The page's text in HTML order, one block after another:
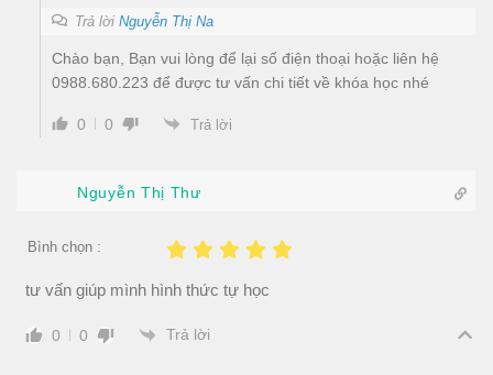
Trả lời Nguyễn Thị Na
Chào bạn, Bạn vui lòng để lại số điện thoại hoặc liên hệ
0988.680.223 để được tư vấn chi tiết về khóa học nhé
0 0 Trả lời
Nguyễn Thị Thư
Bình chọn :
tư vấn giúp mình hình thức tự học
0 0 Trả lời